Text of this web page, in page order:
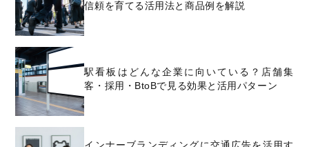
信頼を育てる活用法と商品例を解説
駅看板はどんな企業に向いている？店舗集
客・採用・BtoBで見る効果と活用パターン
インナーブランディングに交通広告を活用す